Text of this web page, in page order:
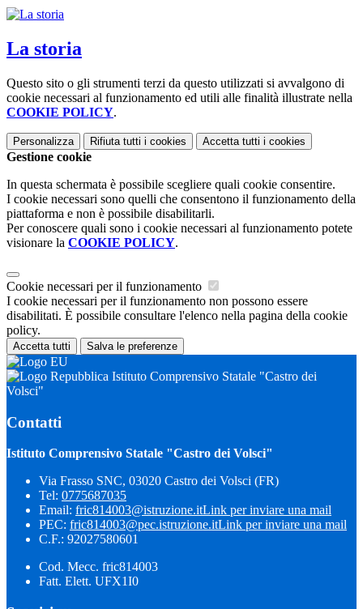
La storia
Questo sito o gli strumenti terzi da questo utilizzati si avvalgono di
cookie necessari al funzionamento ed utili alle finalità illustrate nella
COOKIE POLICY.
Personalizza Rifiuta tutti i cookies Accetta tutti i cookies
Gestione cookie
In questa schermata è possibile scegliere quali cookie consentire.
I cookie necessari sono quelli che consentono il funzionamento della
piattaforma e non è possibile disabilitarli.
Per conoscere quali sono i cookie necessari al funzionamento potete
visionare la COOKIE POLICY.
Cookie necessari per il funzionamento
I cookie necessari per il funzionamento non possono essere
disabilitati. È possibile consultare l'elenco nella pagina della cookie
policy.
Accetta tutti Salva le preferenze
Istituto Comprensivo Statale "Castro dei
Volsci"
Contatti
Istituto Comprensivo Statale "Castro dei Volsci"
Via Frasso SNC, 03020 Castro dei Volsci (FR)
Tel: 0775687035
Email: fric814003@istruzione.itLink per inviare una mail
PEC: fric814003@pec.istruzione.itLink per inviare una mail
C.F.: 92027580601
Cod. Mecc. fric814003
Fatt. Elett. UFX1I0